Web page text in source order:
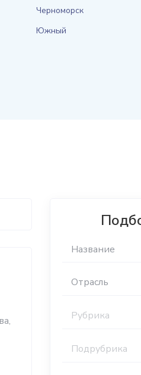
Черноморск
Южный
Отрасль
Рубрика
Подрубрика